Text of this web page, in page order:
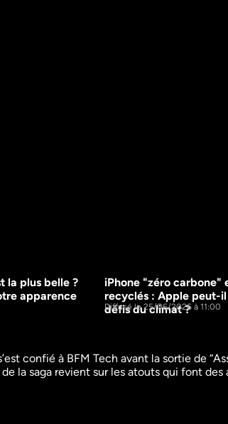
15m
la plus belle ?
apparence
iPhone "zéro carbone"
recyclés : Apple peut-
défis du climat ?
Diffusé le 25/06/2026 à 11:00
Young Sheldon
confié à BFM Tech avant la sortie de
la saga revient sur les atouts qui font